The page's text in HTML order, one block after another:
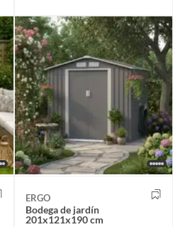
ERGO
Bodega de jardín
201x121x190 cm